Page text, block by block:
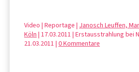
Video | Reportage | Janosch Leuffen,
Köln | 17.03.2011 | Erstausstrahlung bei
21.03.2011 | 0 Kommentare